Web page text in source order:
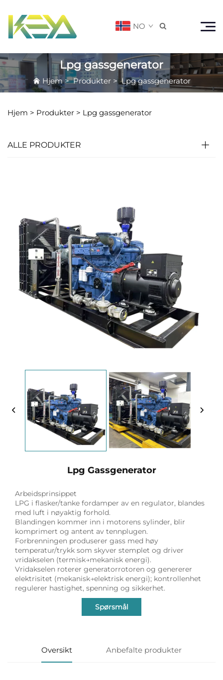
NO 
Lpg gassgenerator
Hjem>Produkter>Lpg gassgenerator
Hjem > Produkter > Lpg gassgenerator
ALLE PRODUKTER
Lpg Gassgenerator
Arbeidsprinsippet
LPG i flasker/tanke fordamper av en regulator, blandes
med luft i nøyaktig forhold.
Blandingen kommer inn i motorens sylinder, blir
komprimert og antent av tennplugen.
Forbrenningen produserer gass med høy
temperatur/trykk som skyver stemplet og driver
vridakselen (termisk→mekanisk energi).
Vridakselen roterer generatorrotoren og genererer
elektrisitet (mekanisk→elektrisk energi); kontrollenhet
regulerer hastighet, spenning og sikkerhet.
Spørsmål
Oversikt Anbefalte produkter